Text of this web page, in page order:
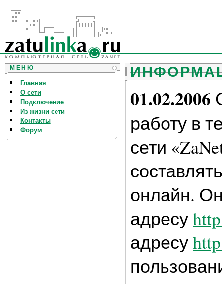
МЕНЮ
Главная
О сети
Подключение
Из жизни сети
Контакты
Форум
01.02.2006
работу в
сети
онлайн.
адресу
адресу